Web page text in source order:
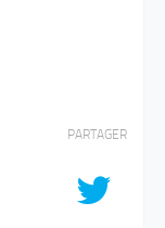
PARTAGER